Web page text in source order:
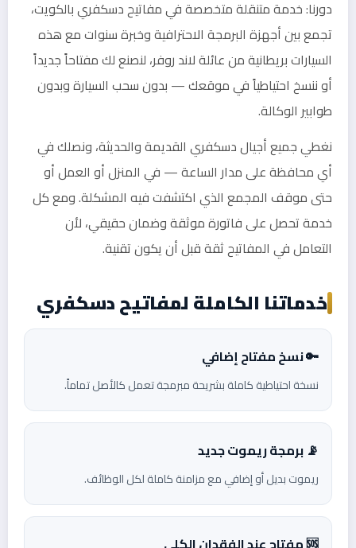
دورنا: خدمة متنقلة متخصصة في مفاتيح دسكفري بالكويت،
تجمع بين أجهزة البرمجة الاحترافية وخبرة سنوات مع هذه
السيارات بريطانية من عائلة لاند روفر، لنصنع لك مفتاحاً جديداً
أو ننسخ احتياطياً في موقعك — بدون سحب السيارة وبدون
طوابير الوكالة.
نغطي جميع أجيال دسكفري القديمة والحديثة، ونصلك في
أي محافظة على مدار الساعة — في المنزل أو العمل أو
حتى موقف المجمع الذي اكتشفت فيه المشكلة. ومع كل
خدمة تحصل على فاتورة موثقة وضمان حقيقي، لأن
التعامل في المفاتيح ثقة قبل أن يكون تقنية.
خدماتنا الكاملة لمفاتيح دسكفري
🔑 نسخ مفتاح إضافي
نسخة احتياطية كاملة بشريحة مبرمجة تعمل كالأصل تماماً.
📡 برمجة ريموت جديد
ريموت بديل أو إضافي مع مزامنة كاملة لكل الوظائف.